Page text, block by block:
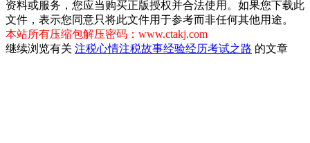
资料或服务，您应当购买正版授权并合法使用。如果您下载此
文件，表示您同意只将此文件用于参考而非任何其他用途。
本站所有压缩包解压密码：www.ctakj.com
继续浏览有关 注税心情注税故事经验经历考试之路 的文章